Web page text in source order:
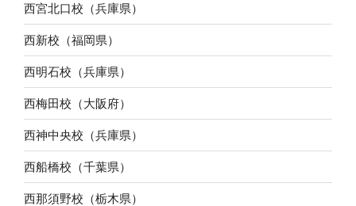
西宮北口校（兵庫県）
西新校（福岡県）
西明石校（兵庫県）
西梅田校（大阪府）
西神中央校（兵庫県）
西船橋校（千葉県）
西那須野校（栃木県）